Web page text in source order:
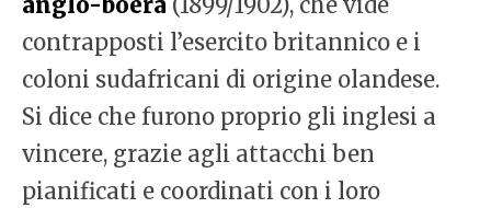
contrapposti l’esercito britannico e i
coloni sudafricani di origine olandese.
Si dice che furono proprio gli inglesi a
vincere, grazie agli attacchi ben
pianificati e coordinati con i loro